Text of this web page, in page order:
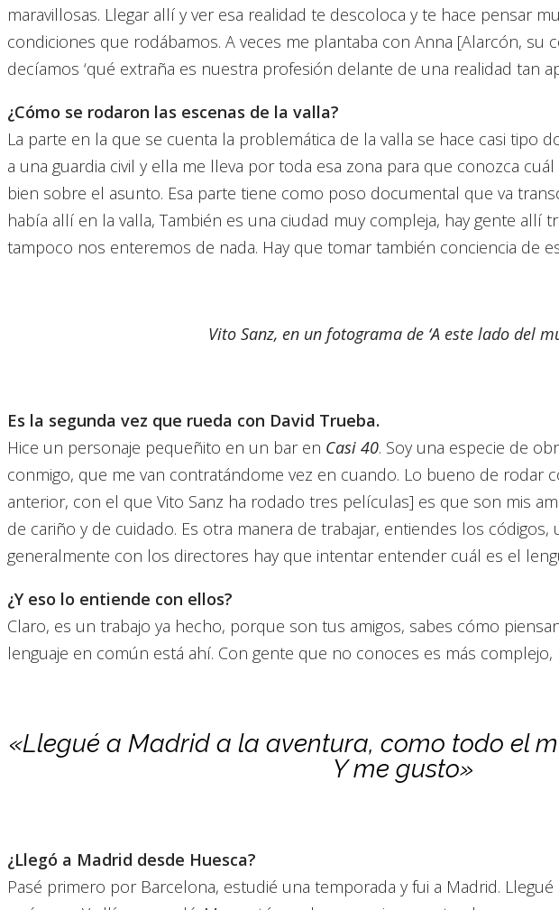
maravillosas. Llegar allí y ver esa realidad te descoloca y te hace pensar
condiciones que rodábamos. A veces me plantaba con Anna [Alarcón, su
decíamos ‘qué extraña es nuestra profesión delante de una realidad tan
¿Cómo se rodaron las escenas de la valla?
La parte en la que se cuenta la problemática de la valla se hace casi tipo
a una guardia civil y ella me lleva por toda esa zona para que conozca
bien sobre el asunto. Esa parte tiene como poso documental que va
había allí en la valla, También es una ciudad muy compleja, hay gente allí
tampoco nos enteremos de nada. Hay que tomar también conciencia de
Vito Sanz, en un fotograma de ‘A este lado del
Es la segunda vez que rueda con David Trueba.
Hice un personaje pequeñito en un bar en Casi 40. Soy una especie de
conmigo, que me van contratándome vez en cuando. Lo bueno de rodar
anterior, con el que Vito Sanz ha rodado tres películas] es que son mis
de cariño y de cuidado. Es otra manera de trabajar, entiendes los códigos,
generalmente con los directores hay que intentar entender cuál es el
¿Y eso lo entiende con ellos?
Claro, es un trabajo ya hecho, porque son tus amigos, sabes cómo
lenguaje en común está ahí. Con gente que no conoces es más complejo,
«Llegué a Madrid a la aventura, como todo el
Y me gusto»
¿Llegó a Madrid desde Huesca?
Pasé primero por Barcelona, estudié una temporada y fui a Madrid.